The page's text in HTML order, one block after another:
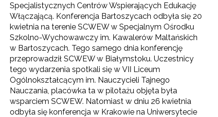
Specjalistycznych Centrów Wspierających Edukację
Włączającą. Konferencja Bartoszycach odbyła się 20
kwietnia na terenie SCWEW w Specjalnym Ośrodku
Szkolno-Wychowawczy im. Kawalerów Maltańskich
w Bartoszycach. Tego samego dnia konferencję
przeprowadził SCWEW w Białymstoku. Uczestnicy
tego wydarzenia spotkali się w VII Liceum
Ogólnokształcącym im. Nauczycieli Tajnego
Nauczania, placówka ta w pilotażu objęta była
wsparciem SCWEW. Natomiast w dniu 26 kwietnia
odbyła się konferencja w Krakowie na Uniwersytecie